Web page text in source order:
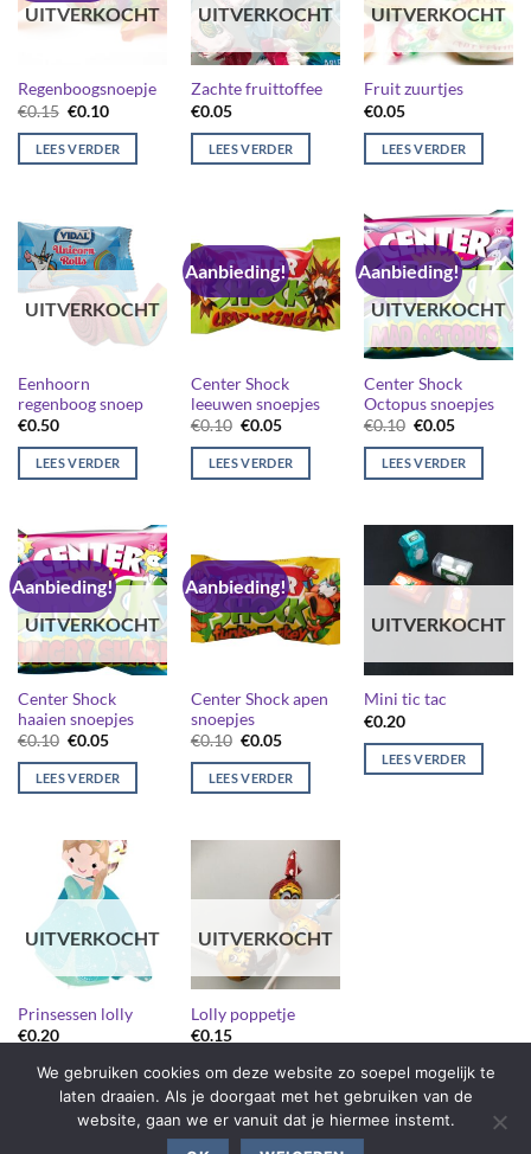
UITVERKOCHT
Regenboogsnoepje
€0.15 Oorspronkelijke
was:
€0.15.
€0.10Huidige
is:
€0.10.
LEES VERDER
UITVERKOCHT
Zachte fruittoffee
€0.05
LEES VERDER
UITVERKOCHT
Fruit zuurtjes
€0.05
LEES VERDER
UITVERKOCHT
Eenhoorn
regenboog snoep
€0.50
LEES VERDER
Aanbieding!
Center Shock
leeuwen snoepjes
€0.10 Oorspronkelijke
was:
€0.10.
€0.05Huidige
is:
€0.05.
LEES VERDER
Aanbieding!
UITVERKOCHT
Center Shock
Octopus snoepjes
€0.10 Oorspronkelijke
was:
€0.10.
€0.05Huidige
is:
€0.05.
LEES VERDER
Aanbieding!
UITVERKOCHT
Center Shock
haaien snoepjes
€0.10 Oorspronkelijke
was:
€0.10.
€0.05Huidige
is:
€0.05.
LEES VERDER
Aanbieding!
Center Shock apen
snoepjes
€0.10 Oorspronkelijke
was:
€0.10.
€0.05Huidige
is:
€0.05.
LEES VERDER
UITVERKOCHT
Mini tic tac
€0.20
LEES VERDER
UITVERKOCHT
Prinsessen lolly
€0.20
LEES VERDER
UITVERKOCHT
Lolly poppetje
€0.15
LEES VERDER
We gebruiken cookies om deze website zo soepel mogelijk te
laten draaien. Als je doorgaat met het gebruiken van de
website, gaan we er vanuit dat je hiermee instemt.